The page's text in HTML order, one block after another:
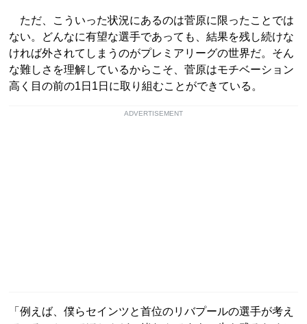
ただ、こういった状況にあるのは菅原に限ったことでは
ない。どんなに有望な選手であっても、結果を残し続けな
ければ外されてしまうのがプレミアリーグの世界だ。そん
な難しさを理解しているからこそ、菅原はモチベーション
高く目の前の1日1日に取り組むことができている。
ADVERTISEMENT
「例えば、僕らセインツと首位のリバプールの選手が考え